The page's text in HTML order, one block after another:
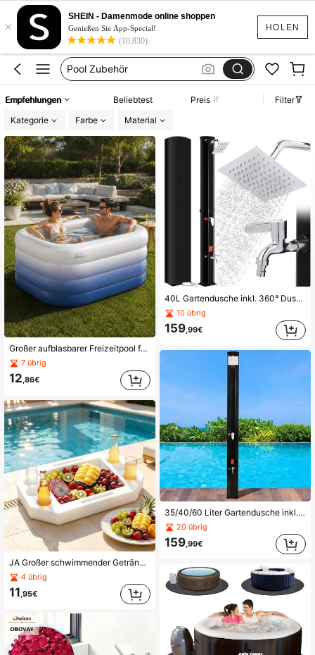
HOLEN
×
SHEIN - Damenmode online shoppen
Genießen Sie App-Special!
(10,830)
Whirlpool Outdoor
Pool Zubehör
Badewanne
Empfehlungen Beliebtest Preis
Filter
Kategorie
Farbe Material
Großer aufblasbarer Freizeitpool für Erwachsene, 71*47*26 Zoll tief, rechteckiger aufblasbarer Wasserpool, geräumiger tragbarer 2-Personen-Gartenpool mit Fußpumpe, einfach zu installieren, faltbar zu lagern, geeignet für Terrasse, Garten, Sommerkühlung, Outdoor-Entspannung, Familien-Wasserspiele
7 übrig
12,86€
JA Großer schwimmender Getränketeller, weißer tragbarer Pool-Schwimm-Snack-Server, mehrstöckiges schwimmendes Getränkegestell, geeignet für Strandpartys und Pool-Lässig
4 übrig
11 ,95€
40L Gartendusche inkl. 360° Duschkopf,, Wasserhahn, Gartenschlauch-Anschluss & Schutzhaube, Pooldusche Camping, warmes Wasser, ohne Stromanschluss
10 übrig
159,99€
35/40/60 Liter Gartendusche inkl. 360° Duschkopf, Wasserhahn, Gartenschlauch-Anschluss & Schutzhaube, Pooldusche Camping, warmes Wasser, ohne Stromanschluss
20 übrig
159,99€